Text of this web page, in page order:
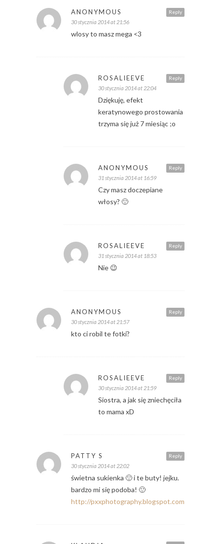
Reply
ANONYMOUS
30 stycznia 2014 at 21:56
wlosy to masz mega <3
Reply
ROSALIEEVE
30 stycznia 2014 at 22:04
Dziękuję, efekt
keratynowego prostowania
trzyma się już 7 miesiąc ;o
Reply
ANONYMOUS
31 stycznia 2014 at 16:59
Czy masz doczepiane
włosy? 🙂
Reply
ROSALIEEVE
31 stycznia 2014 at 18:53
Nie 😉
Reply
ANONYMOUS
30 stycznia 2014 at 21:57
kto ci robil te fotki?
Reply
ROSALIEEVE
30 stycznia 2014 at 21:59
Siostra, a jak się zniechęciła
to mama xD
Reply
PATTY S
30 stycznia 2014 at 22:02
świetna sukienka 🙂 i te buty! jejku.
bardzo mi się podoba! 🙂
http://pxxphotography.blogspot.com/